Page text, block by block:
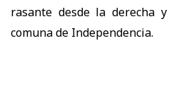
rasante desde la derecha
comuna de Independencia.